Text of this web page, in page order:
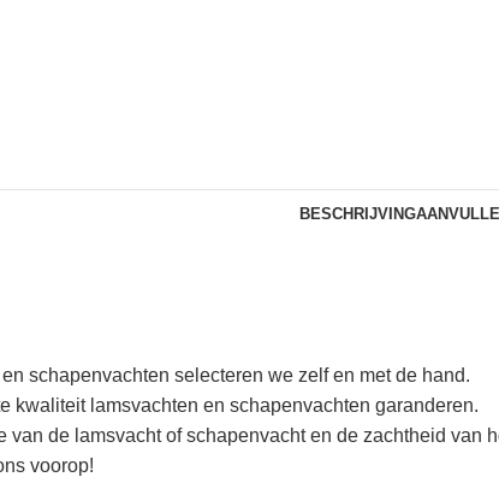
BESCHRIJVING
schapenvachten selecteren we zelf en met de hand.
kwaliteit lamsvachten en schapenvachten garanderen.
van de lamsvacht of schapenvacht en de zachtheid van
voorop!